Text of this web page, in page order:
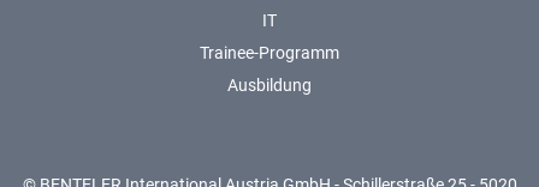
IT
Trainee-Programm
Ausbildung